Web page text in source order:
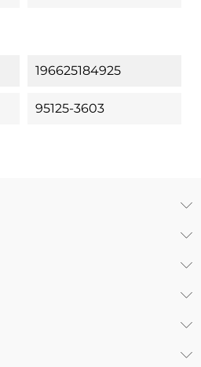
196625184925
95125-3603